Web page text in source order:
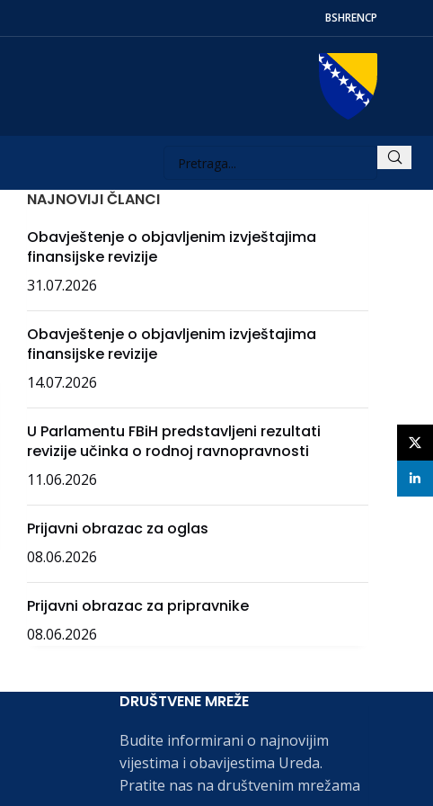
BSHRENСР
NAJNOVIJI ČLANCI
Obavještenje o objavljenim izvještajima
finansijske revizije
31.07.2026
Obavještenje o objavljenim izvještajima
finansijske revizije
14.07.2026
U Parlamentu FBiH predstavljeni rezultati
revizije učinka o rodnoj ravnopravnosti
11.06.2026
Prijavni obrazac za oglas
08.06.2026
Prijavni obrazac za pripravnike
08.06.2026
DRUŠTVENE MREŽE
Budite informirani o najnovijim
vijestima i obavijestima Ureda.
Pratite nas na društvenim mrežama